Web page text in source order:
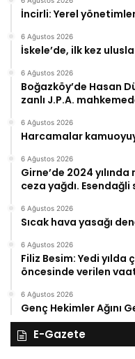
İncirli: Yerel
6 Ağustos 2026
İskele’de, ilk kez
6 Ağustos 2026
Boğazköy’de Hasan
zanlı J.P.A.
6 Ağustos 2026
Harcamalar
6 Ağustos 2026
Girne’de 2024
ceza yağdı.
6 Ağustos 2026
Sıcak hava yasağı
6 Ağustos 2026
Filiz Besim: Yedi
öncesinde verilen
6 Ağustos 2026
Genç Hekimler Ağını
E-Gazete